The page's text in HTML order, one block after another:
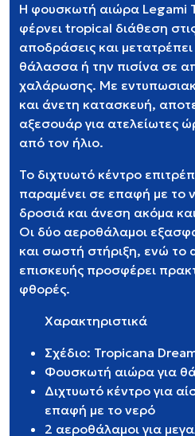
Η φουσκωτή αιώρα Legami
φέρνει tropical διάθεση
αποδράσεις και
θάλασσα ή την πισίνα σε
χαλάρωσης. Με
και άνετη κατασκευή,
αξεσουάρ για ατελείωτες
από τον ήλιο.
Το διχτυωτό κέντρο
παραμένει σε επαφή με το
δροσιά και άνεση ακόμα
Οι δύο αεροθάλαμοι
και σωστή στήριξη, ενώ το
επισκευής προσφέρει
φθορές.
Χαρακτηριστικά
Σχέδιο: Tropicana
Φουσκωτή αιώρα για
Διχτυωτό κέντρο για
επαφή με το νερό
2 αεροθάλαμοι για